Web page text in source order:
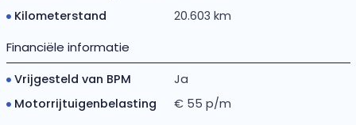
Kilometerstand
20.603 km
Financiële informatie
Vrijgesteld van BPM
Ja
Motorrijtuigenbelasting
€ 55 p/m